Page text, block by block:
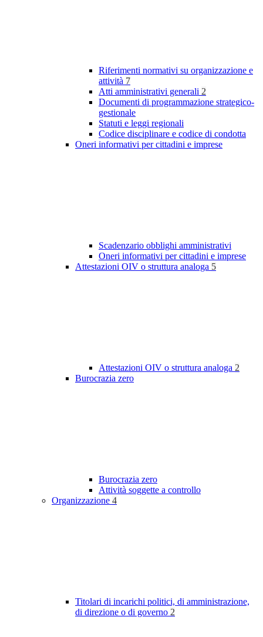
Riferimenti normativi su organizzazione e
attività 7
Atti amministrativi generali 2
Documenti di programmazione strategico-
gestionale
Statuti e leggi regionali
Codice disciplinare e codice di condotta
Oneri informativi per cittadini e imprese
Scadenzario obblighi amministrativi
Oneri informativi per cittadini e imprese
Attestazioni OIV o struttura analoga 5
Attestazioni OIV o struttura analoga 2
Burocrazia zero
Burocrazia zero
Attività soggette a controllo
Organizzazione 4
Titolari di incarichi politici, di amministrazione,
di direzione o di governo 2